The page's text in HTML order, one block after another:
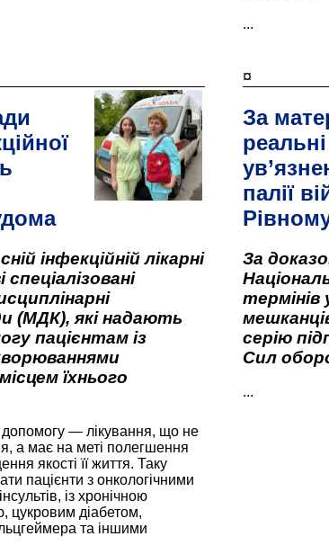
...
інфекційній лікарні
(МДК), які надають
пацієнтам із
їхнього
допомогу — лікування, що не
а має на меті полегшення
якості її життя. Таку
пацієнти з онкологічними
із хронічною
цукровим діабетом,
та іншими
¤
За
палії
За
термінів
серію
Сил
...